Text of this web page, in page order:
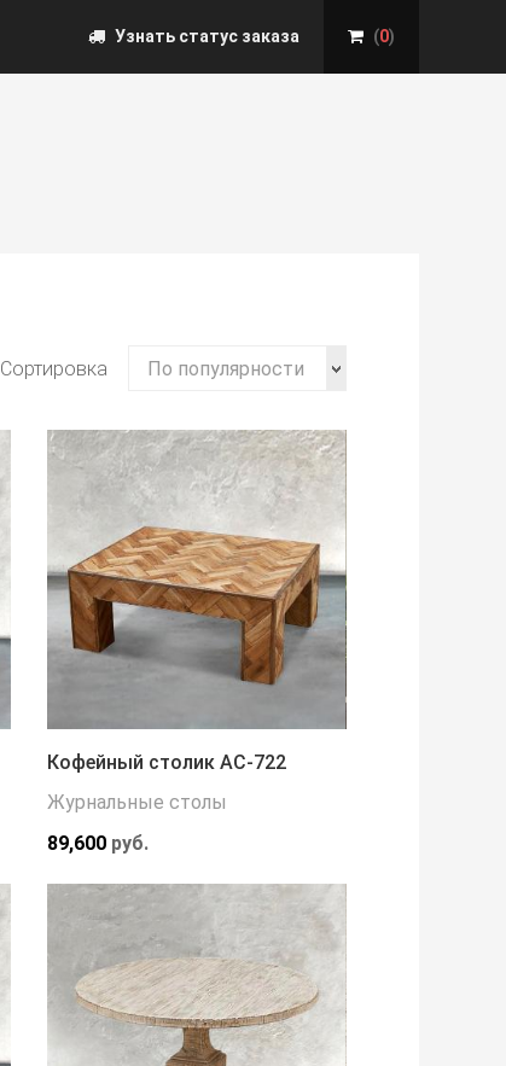
Узнать статус заказа (0)
Сортировка По популярности
Кофейный столик АС-722
Журнальные столы
89,600 руб.